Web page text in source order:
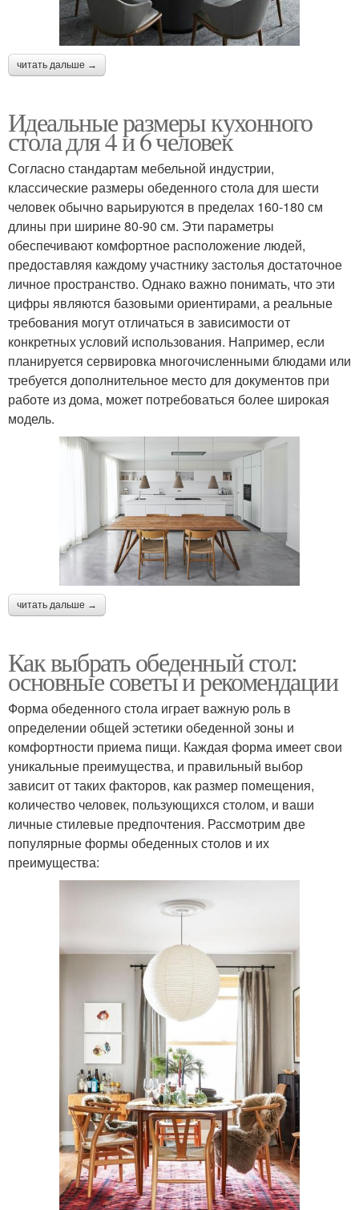
читать дальше →
Идеальные размеры кухонного
стола для 4 и 6 человек
Согласно стандартам мебельной индустрии,
классические размеры обеденного стола для шести
человек обычно варьируются в пределах 160-180 см
длины при ширине 80-90 см. Эти параметры
обеспечивают комфортное расположение людей,
предоставляя каждому участнику застолья достаточное
личное пространство. Однако важно понимать, что эти
цифры являются базовыми ориентирами, а реальные
требования могут отличаться в зависимости от
конкретных условий использования. Например, если
планируется сервировка многочисленными блюдами или
требуется дополнительное место для документов при
работе из дома, может потребоваться более широкая
модель.
читать дальше →
Как выбрать обеденный стол:
основные советы и рекомендации
Форма обеденного стола играет важную роль в
определении общей эстетики обеденной зоны и
комфортности приема пищи. Каждая форма имеет свои
уникальные преимущества, и правильный выбор
зависит от таких факторов, как размер помещения,
количество человек, пользующихся столом, и ваши
личные стилевые предпочтения. Рассмотрим две
популярные формы обеденных столов и их
преимущества: